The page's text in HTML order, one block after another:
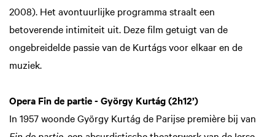
2008). Het avontuurlijke programma straalt een
betoverende intimiteit uit. Deze film getuigt van de
ongebreidelde passie van de Kurtágs voor elkaar en de
muziek.
Opera Fin de partie - György Kurtág (2h12’)
In 1957 woonde György Kurtág de Parijse première bij van